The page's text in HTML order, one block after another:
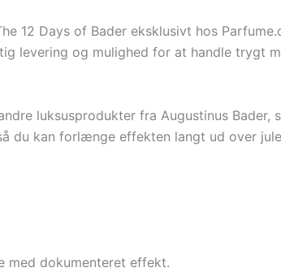
12 Days of Bader eksklusivt hos
levering og mulighed for at handle trygt
luksusprodukter fra Augustinus Bader,
du kan forlænge effekten langt ud over
med dokumenteret effekt.